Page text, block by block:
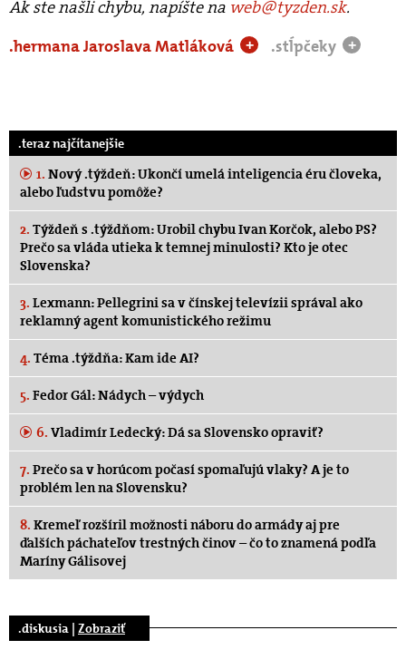
Ak ste našli chybu, napíšte na web@tyzden.sk.
.hermana Jaroslava Matláková
+ .stĺpčeky +
.teraz najčítanejšie
1. Nový .týždeň: Ukončí umelá inteligencia éru človeka,
alebo ľudstvu pomôže?
2. Týždeň s .týždňom: Urobil chybu Ivan Korčok, alebo PS?
Prečo sa vláda utieka k temnej minulosti? Kto je otec
Slovenska?
3. Lexmann: Pellegrini sa v čínskej televízii správal ako
reklamný agent komunistického režimu
4. Téma .týždňa: Kam ide AI?
5. Fedor Gál: Nádych – výdych
6. Vladimír Ledecký: Dá sa Slovensko opraviť?
7. Prečo sa v horúcom počasí spomaľujú vlaky? A je to
problém len na Slovensku?
8. Kremeľ rozšíril možnosti náboru do armády aj pre
ďalších páchateľov trestných činov – čo to znamená podľa
Maríny Gálisovej
.diskusia | Zobraziť